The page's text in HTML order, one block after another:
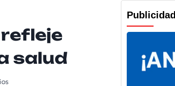
salud
Publicidad